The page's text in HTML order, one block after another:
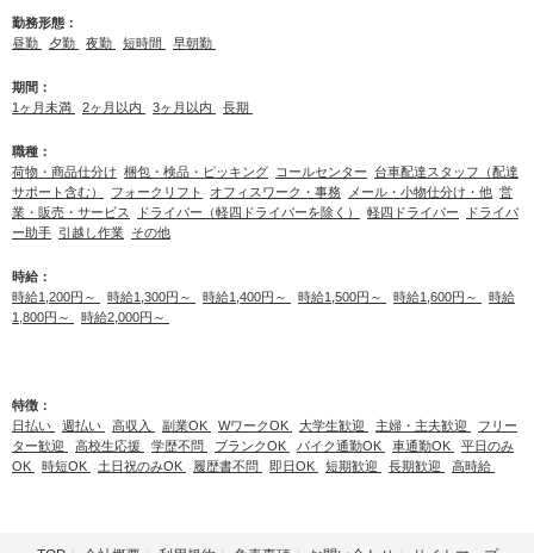
勤務形態：
昼勤
夕勤 夜勤 短時間 早朝勤
期間：
1ヶ月未満
2ヶ月以内 3ヶ月以内 長期
職種：
荷物・商品仕分け 梱包・検品・ピッキング コールセンター
台車配達スタッフ（配達
サポート含む）
フォークリフト オフィスワーク・事務 メール・小物仕分け・他 営
業・販売・サービス
ドライバー（軽四ドライバーを除く） 軽四ドライバー
ドライバ
ー助手 引越し作業 その他
時給：
時給1,200円～
時給1,300円～ 時給1,400円～ 時給1,500円～ 時給1,600円～
時給
1,800円～
時給2,000円～
特徴：
日払い
週払い 高収入 副業OK WワークOK 大学生歓迎 主婦・主夫歓迎
フリー
ター歓迎
高校生応援 学歴不問 ブランクOK バイク通勤OK 車通勤OK
平日のみ
OK
時短OK 土日祝のみOK 履歴書不問 即日OK 短期歓迎 長期歓迎 高時給